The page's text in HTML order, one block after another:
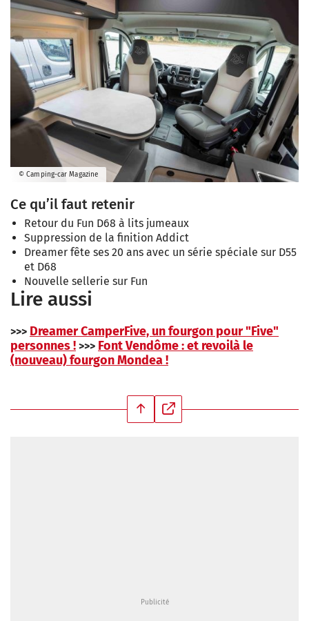
© Camping-car Magazine
Ce qu’il faut retenir
Retour du Fun D68 à lits jumeaux
Suppression de la finition Addict
Dreamer fête ses 20 ans avec un série spéciale sur D55
et D68
Nouvelle sellerie sur Fun
Lire aussi
>>> Dreamer CamperFive, un fourgon pour "Five"
personnes ! >>> Font Vendôme : et revoilà le
(nouveau) fourgon Mondea !